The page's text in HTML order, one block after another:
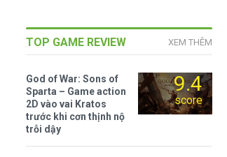
TOP GAME REVIEW XEM THÊM
9.4
score
God of War: Sons of
Sparta – Game action
2D vào vai Kratos
trước khi cơn thịnh nộ
trỗi dậy